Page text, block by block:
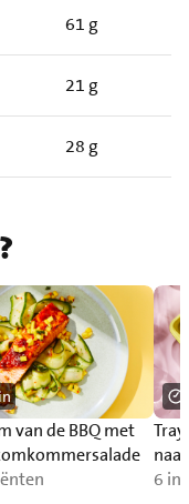
61 g
21 g
28 g
van de BBQ met
6